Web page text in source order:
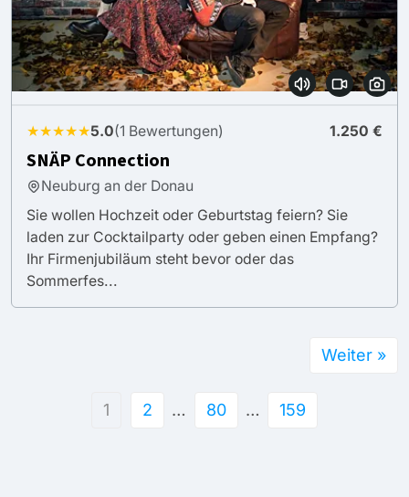
★★★★★5.0(1 Bewertungen) 1.250 €
SNÄP Connection
Neuburg an der Donau
Sie wollen Hochzeit oder Geburtstag feiern? Sie
laden zur Cocktailparty oder geben einen Empfang?
Ihr Firmenjubiläum steht bevor oder das
Sommerfes...
1 2 … 80 … 159
Weiter »